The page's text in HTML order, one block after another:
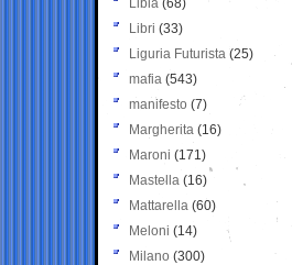
Libia (68)
Libri (33)
Liguria Futurista (25)
mafia (543)
manifesto (7)
Margherita (16)
Maroni (171)
Mastella (16)
Mattarella (60)
Meloni (14)
Milano (300)